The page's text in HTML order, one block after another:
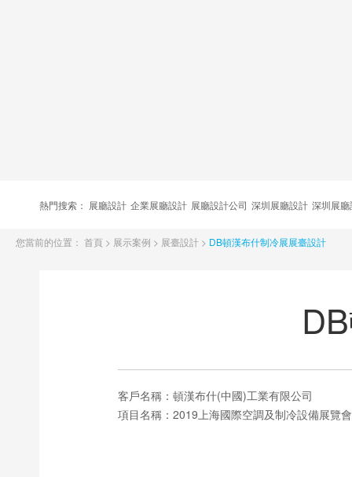
熱門搜索： 展廳設計 企業展廳設計 展廳設計公司 深圳展廳設計 深圳展
您當前的位置： 首頁 > 展示案例 > 展臺設計 > DB頓漢布什制冷展展臺設計
客戶名稱： 頓漢布什(中國)工業有限公司
項目名稱： 2019上海國際空調及制冷設備展覽會